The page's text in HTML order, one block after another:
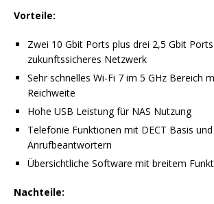
Vorteile:
Zwei 10 Gbit Ports plus drei 2,5 Gbit
zukunftssicheres Netzwerk
Sehr schnelles Wi-Fi 7 im 5 GHz Bereich
Reichweite
Hohe USB Leistung für NAS Nutzung
Telefonie Funktionen mit DECT Basis und
Anrufbeantwortern
Übersichtliche Software mit breitem
Nachteile: